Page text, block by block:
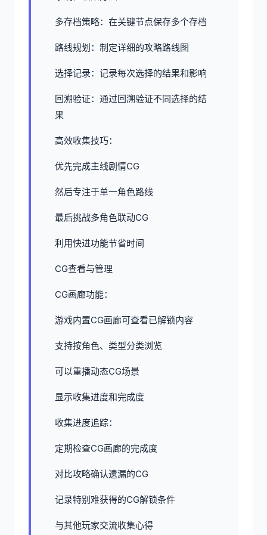
多存档策略：在关键节点保存多个存档
路线规划：制定详细的攻略路线图
选择记录：记录每次选择的结果和影响
回溯验证：通过回溯验证不同选择的结
果
高效收集技巧：
优先完成主线剧情CG
然后专注于单一角色路线
最后挑战多角色联动CG
利用快进功能节省时间
CG查看与管理
CG画廊功能：
游戏内置CG画廊可查看已解锁内容
支持按角色、类型分类浏览
可以重播动态CG场景
显示收集进度和完成度
收集进度追踪：
定期检查CG画廊的完成度
对比攻略确认遗漏的CG
记录特别难获得的CG解锁条件
与其他玩家交流收集心得